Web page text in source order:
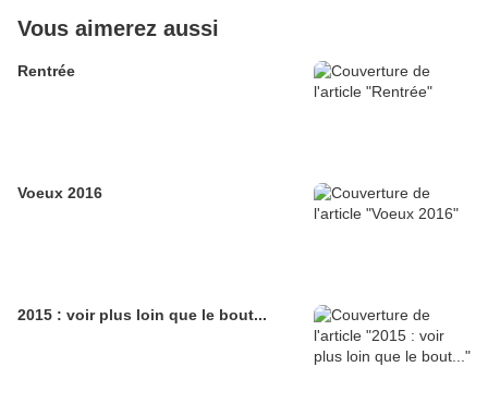
Vous aimerez aussi
Rentrée
Voeux 2016
2015 : voir plus loin que le bout...